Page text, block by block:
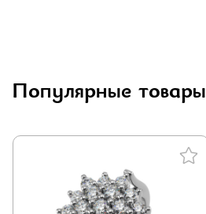
Популярные товары